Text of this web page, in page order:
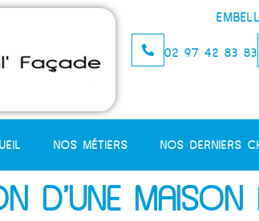
02 97 42 83 83
NOS MÉTIERS NOS DERNIERS
D’UNE